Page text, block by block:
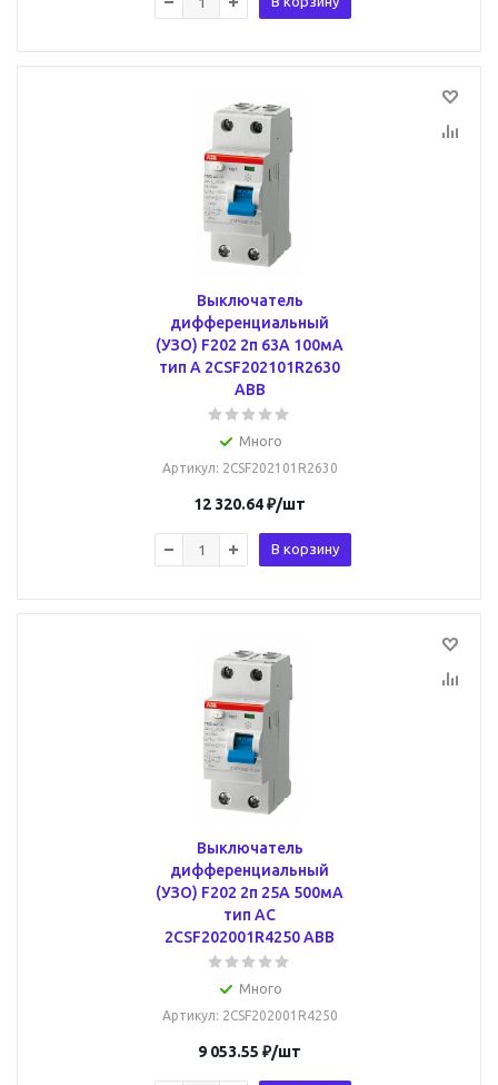
Выключатель
дифференциальный
(УЗО) F202 2п 63А 100мА
тип A 2CSF202101R2630
ABB
Много
Артикул: 2CSF202101R2630
12 320.64₽/шт
В корзину
Выключатель
дифференциальный
(УЗО) F202 2п 25А 500мА
тип AC
2CSF202001R4250 ABB
Много
Артикул: 2CSF202001R4250
9 053.55 ₽/шт